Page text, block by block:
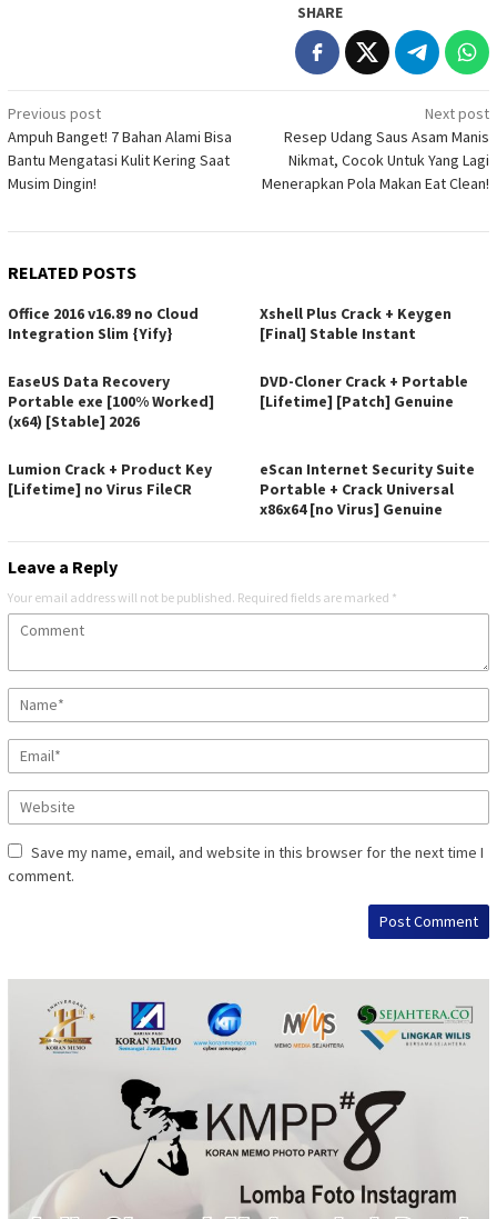
SHARE
Post
navigation
Previous post
Ampuh Banget! 7 Bahan Alami Bisa
Bantu Mengatasi Kulit Kering Saat
Musim Dingin!
Next post
Resep Udang Saus Asam Manis
Nikmat, Cocok Untuk Yang Lagi
Menerapkan Pola Makan Eat Clean!
RELATED POSTS
Office 2016 v16.89 no Cloud
Integration Slim {Yify}
Xshell Plus Crack + Keygen
[Final] Stable Instant
EaseUS Data Recovery
Portable exe [100% Worked]
(x64) [Stable] 2026
DVD-Cloner Crack + Portable
[Lifetime] [Patch] Genuine
Lumion Crack + Product Key
[Lifetime] no Virus FileCR
eScan Internet Security Suite
Portable + Crack Universal
x86x64 [no Virus] Genuine
Leave a Reply
Your email address will not be published. Required fields are marked *
Save my name, email, and website in this browser for the next time I
comment.